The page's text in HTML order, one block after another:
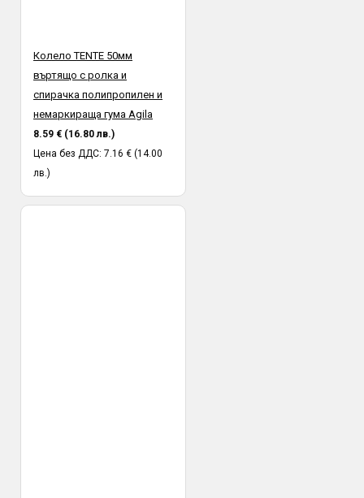
Колело TENTE 50мм
въртящо с ролка и
спирачка полипропилен и
немаркираща гума Agila
8.59 € (16.80 лв.)
Цена без ДДС: 7.16 € (14.00
лв.)